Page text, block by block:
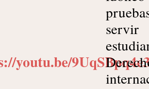
youtu.be/
servir